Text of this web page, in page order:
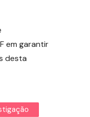
em garantir
desta